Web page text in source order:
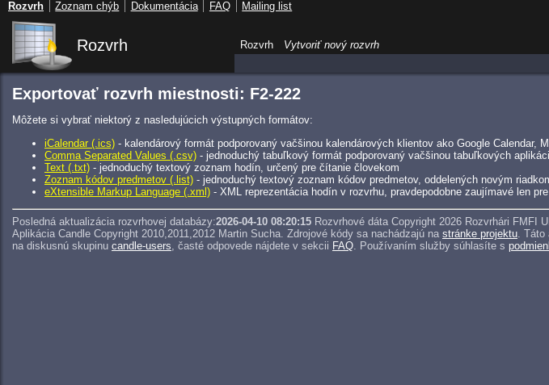
Rozvrh
Exportovať rozvrh miestnosti: F2-222
Môžete si vybrať niektorý z nasledujúcich výstupných formátov:
iCalendar (.ics) - kalendárový formát podporovaný vačšinou kalendárových klientov ako Google
Comma Separated Values (.csv) - jednoduchý tabuľkový formát podporovaný vačšinou tabuľkových
Text (.txt) - jednoduchý textový zoznam hodín, určený pre čítanie človekom
Zoznam kódov predmetov (.list) - jednoduchý textový zoznam kódov predmetov, oddelených novým
eXtensible Markup Language (.xml) - XML reprezentácia hodín v rozvrhu, pravdepodobne zaujímavé len
Posledná aktualizácia rozvrhovej databázy:2026-04-10 08:20:15 Rozvrhové dáta Copyright 2026 Rozvrhári FMFI
Aplikácia Candle Copyright 2010,2011,2012 Martin Sucha. Zdrojové kódy sa nachádzajú na stránke projektu .
na diskusnú skupinu candle-users , časté odpovede nájdete v sekcii FAQ . Používaním služby súhlasíte s
Rozvrh
Vytvoriť nový rozvrh
Rozvrh Zoznam chýb Dokumentácia FAQ Mailing list